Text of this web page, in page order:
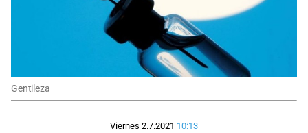
Gentileza
Viernes 2.7.2021 10:13